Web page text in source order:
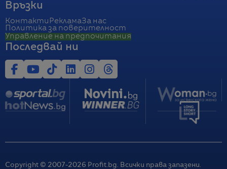
Връзки
Контакти РекламаЗа нас
Политика за поверителност
Управление на предпочитания
Последвай ни
Copyright © 2007-2026 Profit.bg. Всички права запазени.